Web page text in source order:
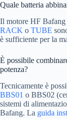
Quale batteria
Il motore HF
RACK o TUBE
è sufficiente per la
È possibile
potenza?
Tecnicamente è
BBS01 o BBS02
sistemi di
Bafang. La guida